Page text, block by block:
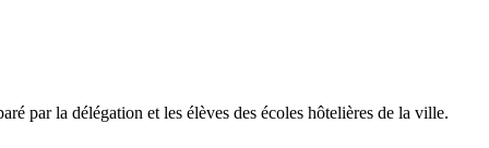
par la délégation et les élèves des écoles hôtelières de la ville.